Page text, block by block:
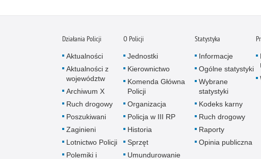
Działania Policji
Aktualności
Aktualności z
województw
Archiwum X
Ruch drogowy
Poszukiwani
Zaginieni
Lotnictwo Policji
Polemiki i
O Policji
Jednostki
Kierownictwo
Komenda Główna
Policji
Organizacja
Policja w III RP
Historia
Sprzęt
Umundurowanie
Statystyka
Informacje
Ogólne statystyki
Wybrane
statystyki
Kodeks karny
Ruch drogowy
Raporty
Opinia publiczna